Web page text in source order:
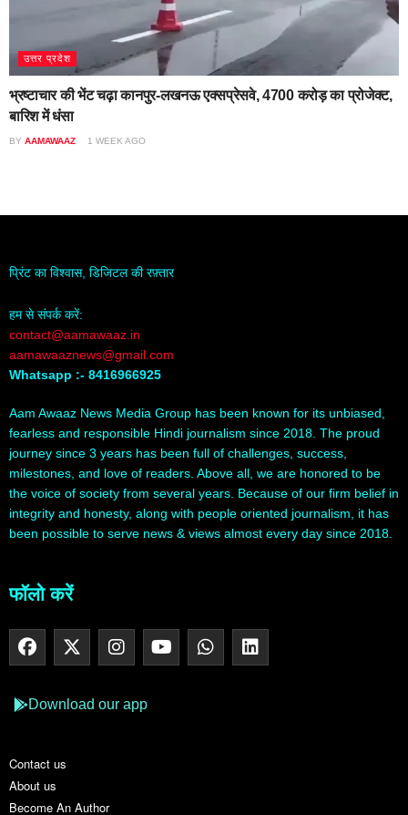
उत्तर प्रदेश
भ्रष्टाचार की भेंट चढ़ा कानपुर-लखनऊ एक्सप्रेसवे, 4700 करोड़ का प्रोजेक्ट,
बारिश में धंसा
BY AAMAWAAZ 1 WEEK AGO
प्रिंट का विश्वास, डिजिटल की रफ़्तार
हम से संपर्क करें:
contact@aamawaaz.in
aamawaaznews@gmail.com
Whatsapp :- 8416966925
Aam Awaaz News Media Group has been known for its unbiased,
fearless and responsible Hindi journalism since 2018. The proud
journey since 3 years has been full of challenges, success,
milestones, and love of readers. Above all, we are honored to be
the voice of society from several years. Because of our firm belief in
integrity and honesty, along with people oriented journalism, it has
been possible to serve news & views almost every day since 2018.
फॉलो करें
Download our app
Contact us
About us
Become An Author